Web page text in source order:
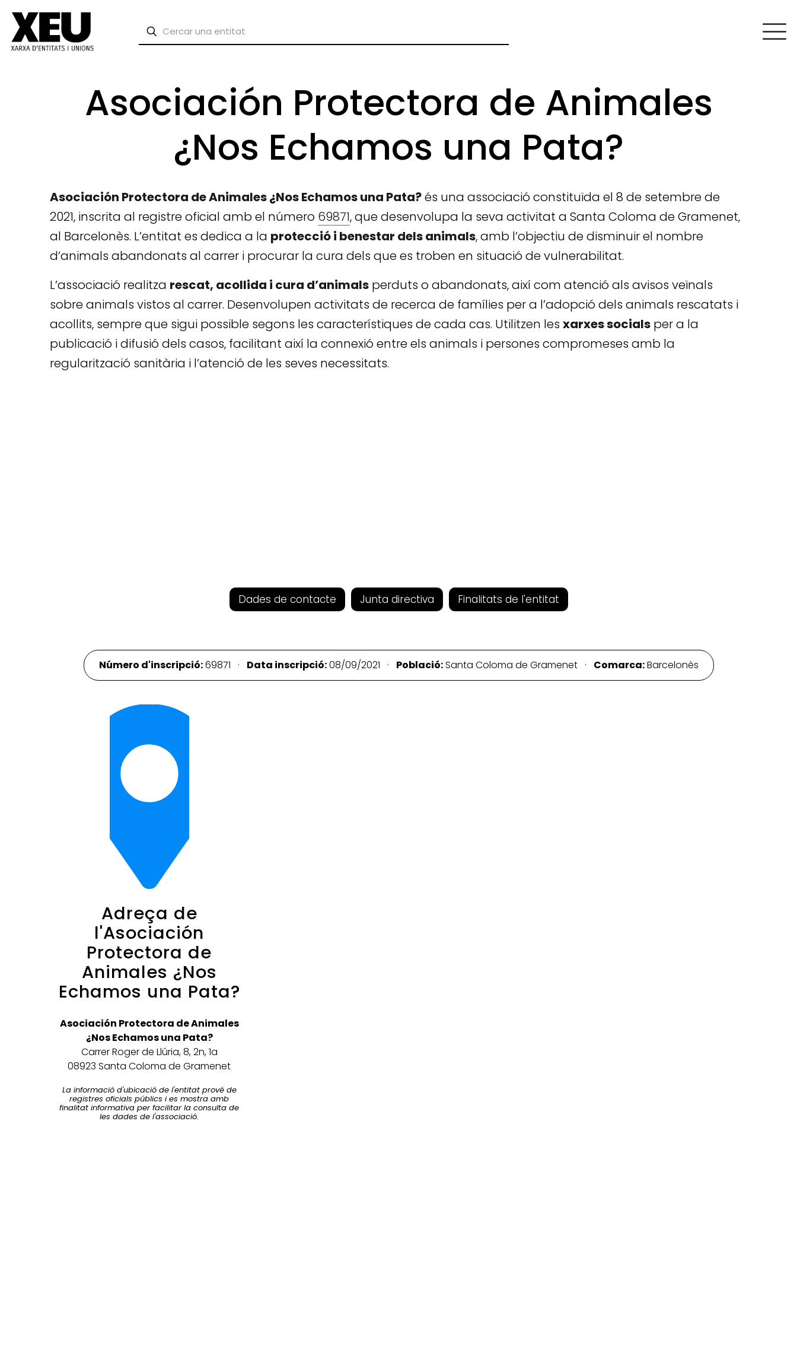
Asociación Protectora de Animales
¿Nos Echamos una Pata?
Asociación Protectora de Animales ¿Nos Echamos una Pata?és una associació constituïda el 8 de setembre de
2021, inscrita al registre oficial amb el número 69871, que desenvolupa la seva activitat a Santa Coloma de Gramenet,
al Barcelonès. L’entitat es dedica a la protecció i benestar dels animals, amb l’objectiu de disminuir el nombre
d’animals abandonats al carrer i procurar la cura dels que es troben en situació de vulnerabilitat.
L’associació realitza rescat, acollida i cura d’animals perduts o abandonats, així com atenció als avisos veïnals
sobre animals vistos al carrer. Desenvolupen activitats de recerca de famílies per a l’adopció dels animals rescatats i
acollits, sempre que sigui possible segons les característiques de cada cas. Utilitzen les xarxes socials per a la
publicació i difusió dels casos, facilitant així la connexió entre els animals i persones compromeses amb la
regularització sanitària i l’atenció de les seves necessitats.
Dades de contacte Junta directiva Finalitats de l'entitat
Número d'inscripció:69871 · Data inscripció:08/09/2021 · Població:Santa Coloma de Gramenet · Comarca:Barcelonès
Adreça de
l'Asociación
Protectora de
Animales ¿Nos
Echamos una Pata?
Asociación Protectora de Animales
¿Nos Echamos una Pata?
Carrer Roger de Llúria, 8, 2n, 1a
08923 Santa Coloma de Gramenet
La informació d'ubicació de l'entitat prové de
registres oficials públics i es mostra amb
finalitat informativa per facilitar la consulta de
les dades de l'associació.